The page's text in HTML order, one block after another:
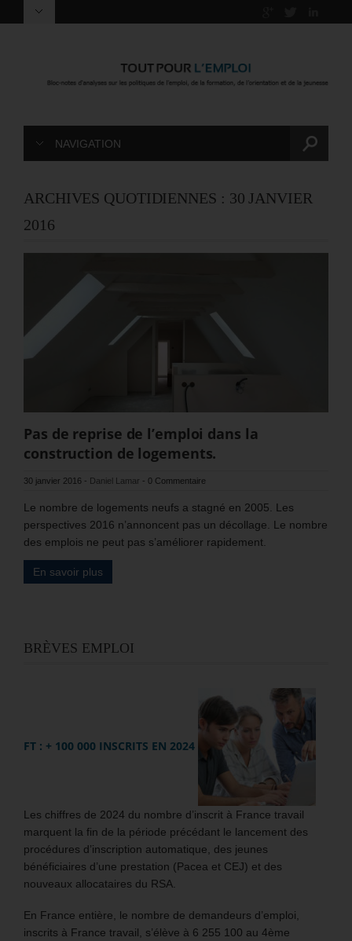
NAVIGATION
ARCHIVES QUOTIDIENNES : 30 JANVIER
2016
Pas de reprise de l’emploi dans la
construction de logements.
30 janvier 2016 - Daniel Lamar - 0 Commentaire
Le nombre de logements neufs a stagné en 2005. Les
perspectives 2016 n’annoncent pas un décollage. Le nombre
des emplois ne peut pas s’améliorer rapidement.
En savoir plus
BRÈVES EMPLOI
FT : + 100 000 INSCRITS EN 2024
Les chiffres de 2024 du nombre d’inscrit à France travail
marquent la fin de la période précédant le lancement des
procédures d’inscription automatique, des jeunes
bénéficiaires d’une prestation (Pacea et CEJ) et des
nouveaux allocataires du RSA.
En France entière, le nombre de demandeurs d’emploi,
inscrits à France travail, s’élève à 6 255 100 au 4ème